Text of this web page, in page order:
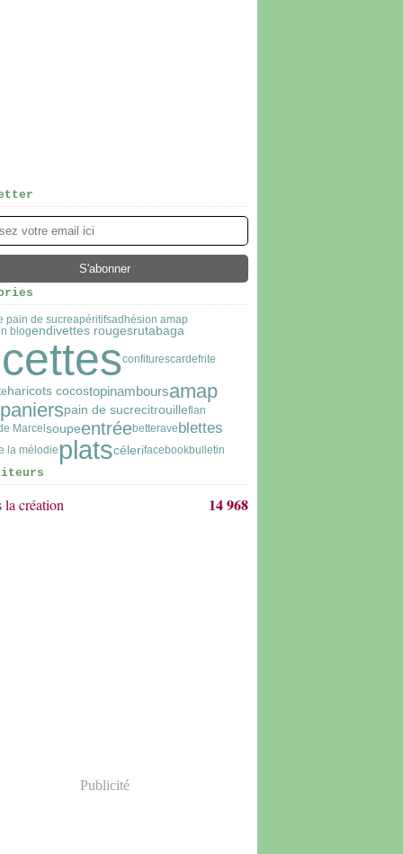
pain de sucreapéritifsadhésion amap
blogendivettes rougesrutabaga
confiturescardefrite
haricots cocostopinamboursamap
panierspain de sucrecitrouilleflan
Marcel soupeentréebetteraveblettes
la mélodie platscélerifacebookbulletin
la création 14 968
Publicité